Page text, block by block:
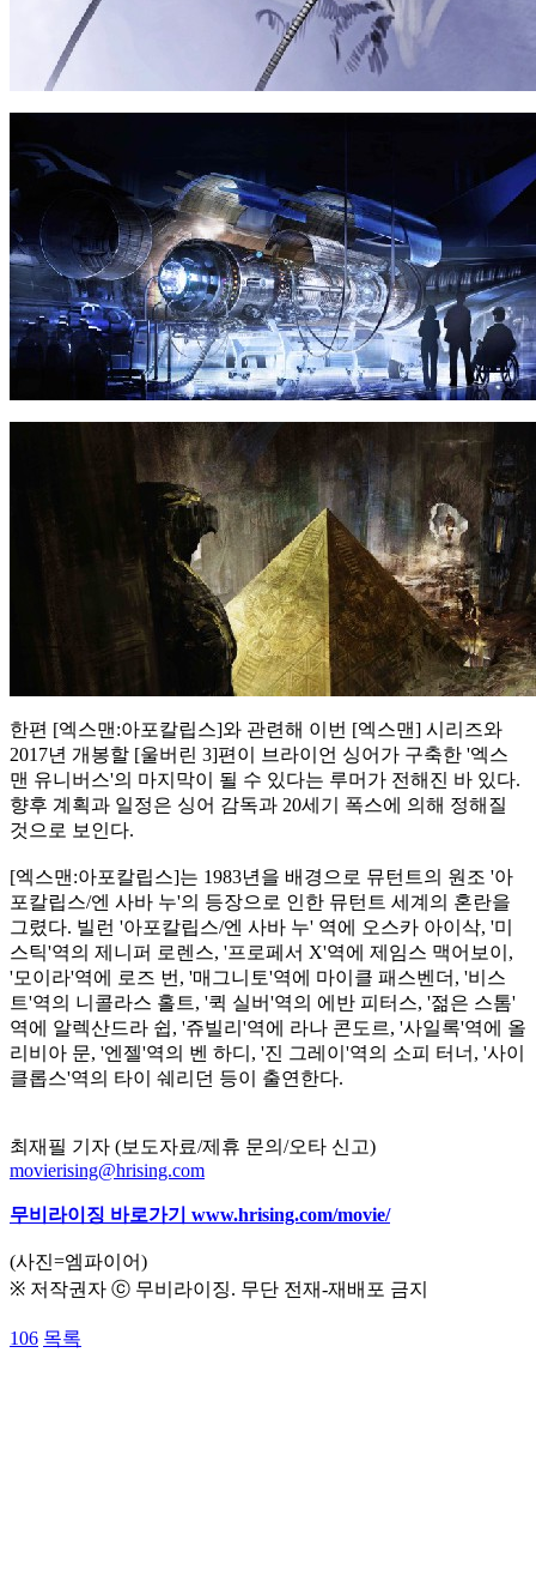
한편 [엑스맨:아포칼립스]와 관련해 이번 [엑스맨] 시리즈와
2017년 개봉할 [울버린 3]편이 브라이언 싱어가 구축한 '엑스
맨 유니버스'의 마지막이 될 수 있다는 루머가 전해진 바 있다.
향후 계획과 일정은 싱어 감독과 20세기 폭스에 의해 정해질
것으로 보인다.
[엑스맨:아포칼립스]는 1983년을 배경으로 뮤턴트의 원조 '아
포칼립스/엔 사바 누'의 등장으로 인한 뮤턴트 세계의 혼란을
그렸다. 빌런 '아포칼립스/엔 사바 누' 역에 오스카 아이삭, '미
스틱'역의 제니퍼 로렌스, '프로페서 X'역에 제임스 맥어보이,
'모이라'역에 로즈 번, '매그니토'역에 마이클 패스벤더, '비스
트'역의 니콜라스 홀트, '퀵 실버'역의 에반 피터스, '젊은 스톰'
역에 알렉산드라 쉽, '쥬빌리'역에 라나 콘도르, '사일록'역에 올
리비아 문, '엔젤'역의 벤 하디, '진 그레이'역의 소피 터너, '사이
클롭스'역의 타이 쉐리던 등이 출연한다.
최재필 기자 (보도자료/제휴 문의/오타 신고)
movierising@hrising.com
무비라이징 바로가기 www.hrising.com/movie/
(사진=엠파이어)
※ 저작권자 ⓒ 무비라이징. 무단 전재-재배포 금지
106 목록